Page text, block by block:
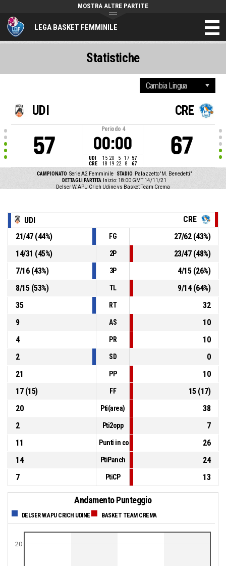
LEGA BASKET FEMMINILE
MOSTRA ALTRE PARTITE
UDI
57
Periodo 4
00:00
UDI 15 20 5 17 57
CRE
18 19 22 8 67
CRE
67
CAMPIONATO Serie A2 Femminile STADIO Palazzetto 'M. Benedetti"
DETTAGLI PARTITA
Inizio: 18:00 GMT 14/11/21
Delser W.APU Crich Udine vs Basket Team Crema
Statistiche
UDI
CRE
21/47(44%) FG 27/62(43%)
14/31 (45%) 2P 23/47(48%)
7/16(43%) 3P 4/15(26%)
8/15(53%) TL 9/14(64%)
35
RT
32
9
AS
10
4
PR
10
2
SD
0
21
PP
10
17(15) FF 15(17)
20
Pti(area)
38
2
Pti2opp
7
11
Punti in contropiede
26
14
PtiPanch
24
7
PtiCP 13
Andamento Punteggio
DELSER W.APU CRICH UDINE BASKET TEAM CREMA
20